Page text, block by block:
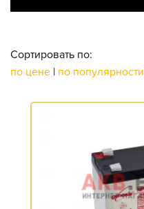
Сортировать по:
по цене | по популярности